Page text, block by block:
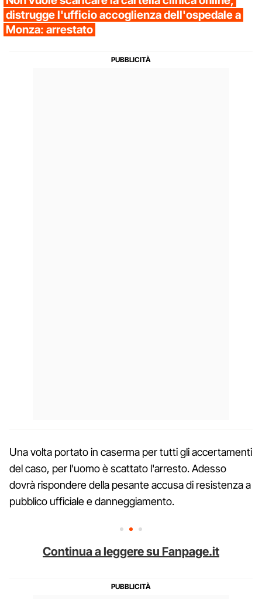
distrugge l'ufficio accoglienza dell'ospedale a
Monza: arrestato
Una volta portato in caserma per tutti gli accertamenti
del caso, per l'uomo è scattato l'arresto. Adesso
dovrà rispondere della pesante accusa di resistenza a
pubblico ufficiale e danneggiamento.
Continua a leggere su Fanpage.it